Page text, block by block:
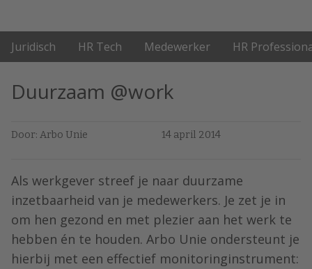
Juridisch HR Tech Medewerker HR
Duurzaam @work
Door: Arbo Unie 14 april 2014
Als werkgever streef je naar duurzame
inzetbaarheid van je medewerkers. Je zet je in
om hen gezond en met plezier aan het werk te
hebben én te houden. Arbo Unie ondersteunt je
hierbij met een effectief monitoringinstrument: